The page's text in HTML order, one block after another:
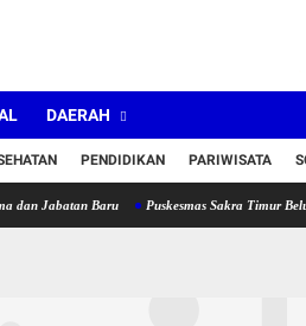
DAERAH
PENDIDIKAN PARIWISATA
Baru Puskesmas Sakra Timur Belum